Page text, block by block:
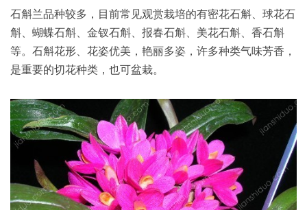
石斛兰品种较多，目前常见观赏栽培的有密花石斛、球花石
斛、蝴蝶石斛、金钗石斛、报春石斛、美花石斛、香石斛
等。石斛花形、花姿优美，艳丽多姿，许多种类气味芳香，
是重要的切花种类，也可盆栽。